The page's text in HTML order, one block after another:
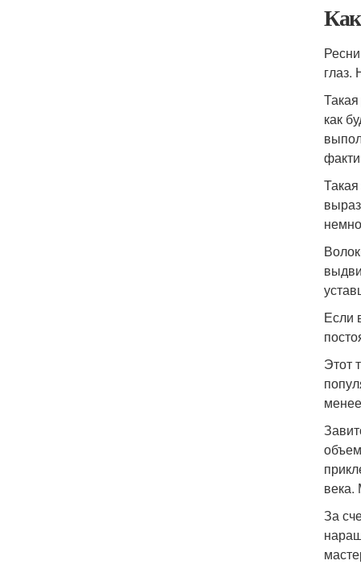
глаз.
как
Если
Этот
века.
За